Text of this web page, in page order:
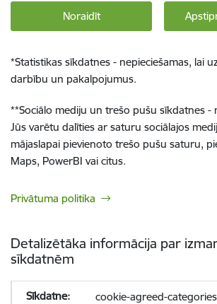
Noraidīt
*Statistikas sīkdatnes - nepieciešamas, lai
darbību un pakalpojumus.
**Sociālo mediju un trešo pušu sīkdatnes -
Jūs varētu dalīties ar saturu sociālajos
mājaslapai pievienoto trešo pušu saturu,
Maps, PowerBI vai citus.
Privātuma politika
Detalizētāka informācija par
sīkdatnēm
cookie-agreed-categories